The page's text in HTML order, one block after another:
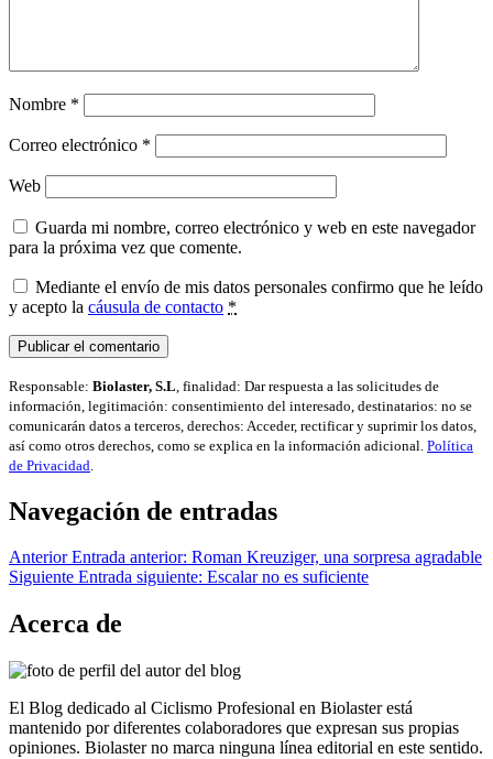
Nombre *
Correo electrónico *
Web
Guarda mi nombre, correo electrónico y web en este navegador
para la próxima vez que comente.
Mediante el envío de mis datos personales confirmo que he leído
y acepto la cáusula de contacto *
Responsable: Biolaster, S.L , finalidad: Dar respuesta a las solicitudes de
información, legitimación: consentimiento del interesado, destinatarios: no se
comunicarán datos a terceros, derechos: Acceder, rectificar y suprimir los datos,
así como otros derechos, como se explica en la información adicional. Política
de Privacidad
Navegación de entradas
Anterior Entrada anterior: Roman Kreuziger, una sorpresa agradable
Siguiente Entrada siguiente: Escalar no es suficiente
Acerca de
El Blog dedicado al Ciclismo Profesional en Biolaster está
mantenido por diferentes colaboradores que expresan sus propias
opiniones. Biolaster no marca ninguna línea editorial en este sentido.